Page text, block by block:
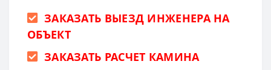
ЗАКАЗАТЬ ВЫЕЗД ИНЖЕНЕРА НА
ОБЪЕКТ
ЗАКАЗАТЬ РАСЧЕТ КАМИНА